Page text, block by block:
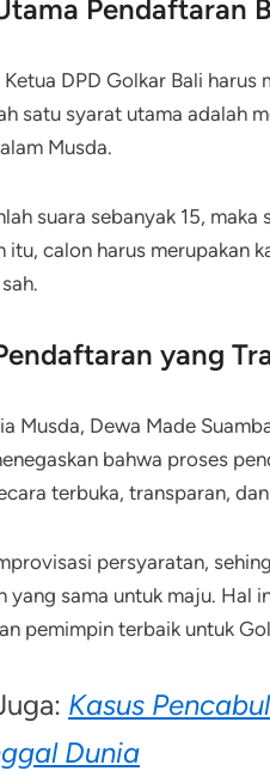
Pendaftaran
Ketua DPD Golkar Bali
satu syarat utama adalah
Musda.
suara sebanyak 15,
itu, calon harus merupakan
yang
Musda, Dewa Made
bahwa proses
terbuka, transparan,
persyaratan,
yang sama untuk maju. Hal
pemimpin terbaik untuk
Kasus
Dunia